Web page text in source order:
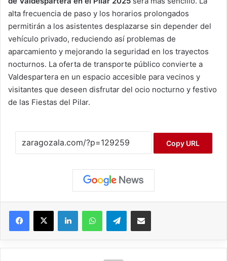
alta frecuencia de paso y los horarios prolongados
permitirán a los asistentes desplazarse sin depender del
vehículo privado, reduciendo así problemas de
aparcamiento y mejorando la seguridad en los trayectos
nocturnos. La oferta de transporte público convierte a
Valdespartera en un espacio accesible para vecinos y
visitantes que deseen disfrutar del ocio nocturno y festivo
de las Fiestas del Pilar.
Copy URL
Telegram